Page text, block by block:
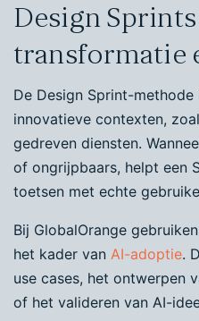
Design
transformatie
De Design Sprint-
innovatieve contexten,
gedreven diensten.
of ongrijpbaars, helpt een
toetsen met echte
Bij GlobalOrange
het kader van AI-adoptie.
use cases, het ontwerpen
of het valideren van AI-